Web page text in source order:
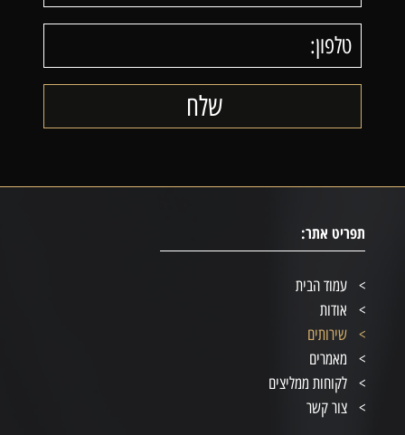
תפריט אתר:
עמוד הבית
אודות
שירותים
מאמרים
לקוחות ממליצים
צור קשר